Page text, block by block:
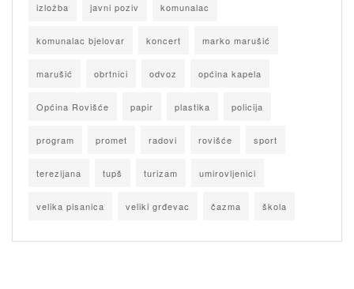
izložba javni poziv komunalac
komunalac bjelovar koncert marko marušić
marušić obrtnici odvoz općina kapela
Općina Rovišće papir plastika policija
program promet radovi rovišće sport
terezijana tupš turizam umirovljenici
velika pisanica veliki grđevac čazma škola